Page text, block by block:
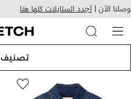
التخطي
للمحتوى
الرئيسي
وصلنا الآن | أجدد الستايلات كلها هنا
تصنيف